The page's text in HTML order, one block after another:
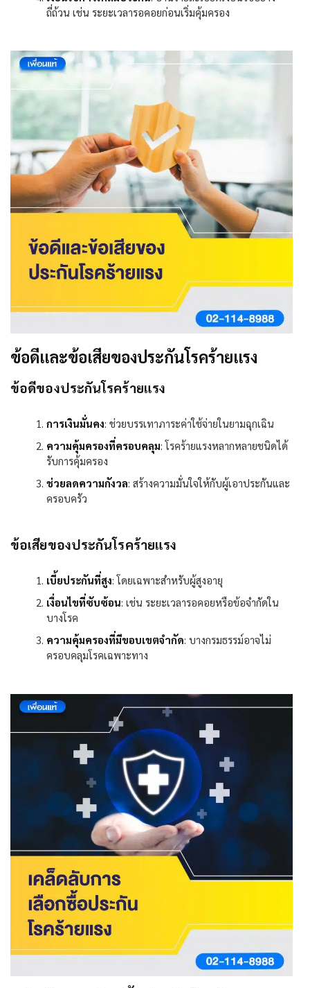
ถี่ถ้วน เช่น ระยะเวลารอคอยก่อนเริ่มคุ้มครอง
ข้อดีและข้อเสียของประกันโรคร้ายแรง
ข้อดีของประกันโรคร้ายแรง
การเงินมั่นคง: ช่วยบรรเทาภาระค่าใช้จ่ายในยามฉุกเฉิน
ความคุ้มครองที่ครอบคลุม:โรคร้ายแรงหลากหลายชนิดได้
รับการคุ้มครอง
ช่วยลดความกังวล: สร้างความมั่นใจให้กับผู้เอาประกันและ
ครอบครัว
ข้อเสียของประกันโรคร้ายแรง
เบี้ยประกันที่สูง:โดยเฉพาะสำหรับผู้สูงอายุ
เงื่อนไขที่ซับซ้อน: เช่น ระยะเวลารอคอยหรือข้อจำกัดใน
บางโรค
ความคุ้มครองที่มีขอบเขตจำกัด: บางกรมธรรม์อาจไม่
ครอบคลุมโรคเฉพาะทาง